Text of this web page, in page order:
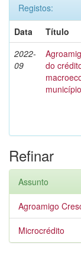
Registos:
Data
Título
2022-
09
do
Refinar
Assunto
Agroamigo
Microcrédito